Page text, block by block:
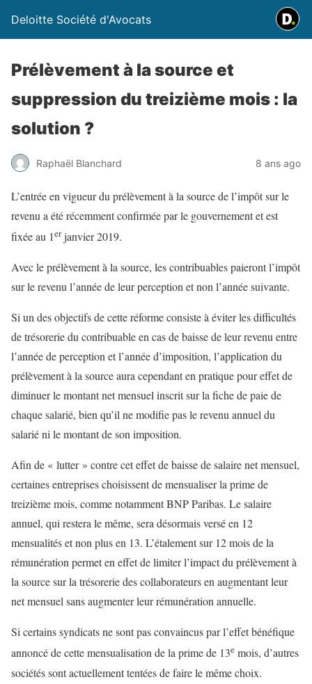
Deloitte Société d'Avocats
Prélèvement à la source et
suppression du treizième mois : la
solution ?
Raphaël Blanchard 8 ans ago
L’entrée en vigueur du prélèvement à la source de l’impôt sur le
revenu a été récemment confirmée par le gouvernement et est
fixée au 1erjanvier 2019.
Avec le prélèvement à la source, les contribuables paieront l’impôt
sur le revenu l’année de leur perception et non l’année suivante.
Si un des objectifs de cette réforme consiste à éviter les difficultés
de trésorerie du contribuable en cas de baisse de leur revenu entre
l’année de perception et l’année d’imposition, l’application du
prélèvement à la source aura cependant en pratique pour effet de
diminuer le montant net mensuel inscrit sur la fiche de paie de
chaque salarié, bien qu’il ne modifie pas le revenu annuel du
salarié ni le montant de son imposition.
Afin de « lutter » contre cet effet de baisse de salaire net mensuel,
certaines entreprises choisissent de mensualiser la prime de
treizième mois, comme notamment BNP Paribas. Le salaire
annuel, qui restera le même, sera désormais versé en 12
mensualités et non plus en 13. L’étalement sur 12 mois de la
rémunération permet en effet de limiter l’impact du prélèvement à
la source sur la trésorerie des collaborateurs en augmentant leur
net mensuel sans augmenter leur rémunération annuelle.
Si certains syndicats ne sont pas convaincus par l’effet bénéfique
annoncé de cette mensualisation de la prime de 13e mois, d’autres
sociétés sont actuellement tentées de faire le même choix.